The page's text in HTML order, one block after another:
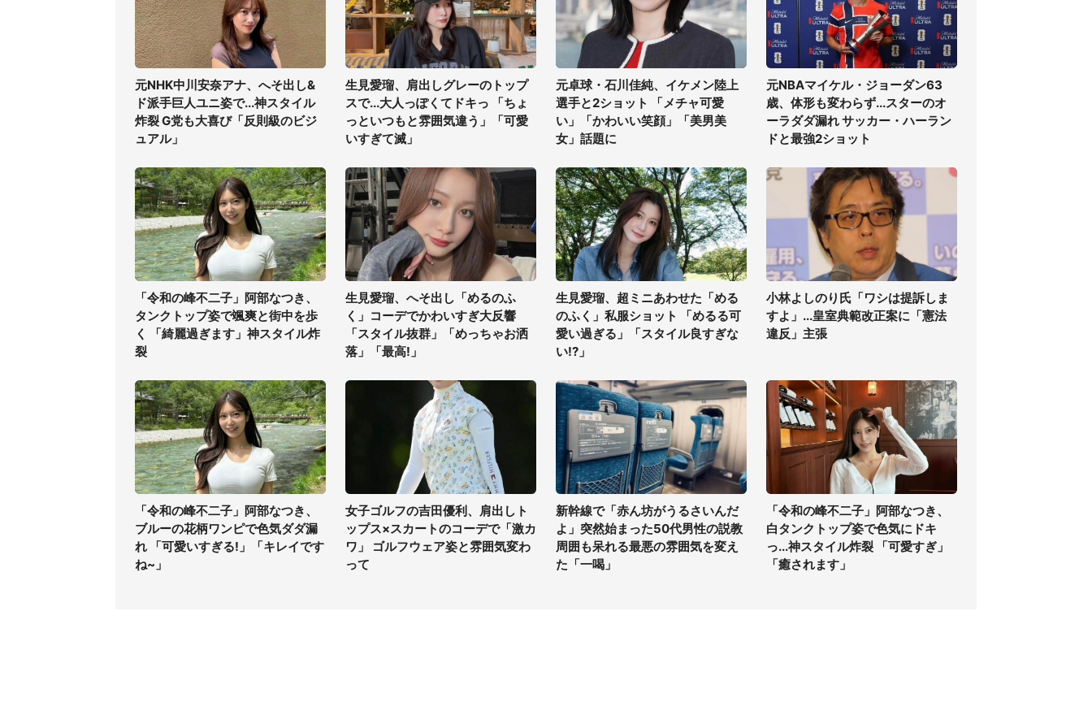
元NHK中川安奈アナ、へそ出し&
ド派手巨人ユニ姿で...神スタイル
炸裂 G党も大喜び「反則級のビジ
ュアル」
生見愛瑠、肩出しグレーのトップ
スで...大人っぽくてドキっ 「ちょ
っといつもと雰囲気違う」「可愛
いすぎて滅」
元卓球・石川佳純、イケメン陸上
選手と2ショット 「メチャ可愛
い」「かわいい笑顔」「美男美
女」話題に
元NBAマイケル・ジョーダン63
歳、体形も変わらず...スターのオ
ーラダダ漏れ サッカー・ハーラン
ドと最強2ショット
「令和の峰不二子」阿部なつき、
タンクトップ姿で颯爽と街中を歩
く 「綺麗過ぎます」神スタイル炸
裂
生見愛瑠、へそ出し「めるのふ
く」コーデでかわいすぎ大反響
「スタイル抜群」「めっちゃお洒
落」「最高!」
生見愛瑠、超ミニあわせた「める
のふく」私服ショット 「めるる可
愛い過ぎる」「スタイル良すぎな
い!?」
小林よしのり氏「ワシは提訴しま
すよ」...皇室典範改正案に「憲法
違反」主張
「令和の峰不二子」阿部なつき、
ブルーの花柄ワンピで色気ダダ漏
れ 「可愛いすぎる!」「キレイです
ね~」
女子ゴルフの吉田優利、肩出しト
ップス×スカートのコーデで「激カ
ワ」 ゴルフウェア姿と雰囲気変わ
って
新幹線で「赤ん坊がうるさいんだ
よ」突然始まった50代男性の説教
周囲も呆れる最悪の雰囲気を変え
た「一喝」
「令和の峰不二子」阿部なつき、
白タンクトップ姿で色気にドキ
っ...神スタイル炸裂 「可愛すぎ」
「癒されます」